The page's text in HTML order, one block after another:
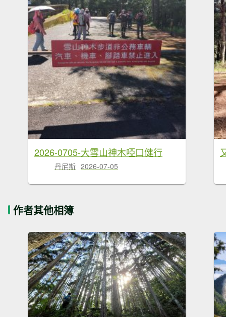
2026-0705-大雪山神木啞口健行
丹尼斯 2026-07-05
作者其他相簿